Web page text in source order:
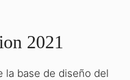
2021
la base de diseño del